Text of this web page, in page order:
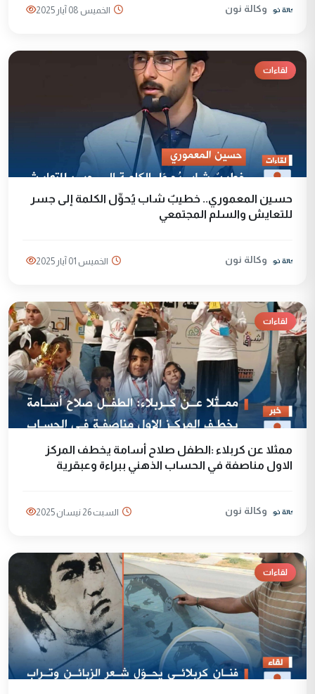
وكالة نون الخميس 08 آيار 2025
لقاءات
حسين المعموري.. خطيبٌ شاب يُحوِّل الكلمة إلى جسر
للتعايش والسلم المجتمعي
وكالة نون الخميس 01 آيار 2025
لقاءات
ممثلا عن كربلاء :الطفل صلاح أسامة يخطف المركز
الاول مناصفة في الحساب الذهني ببراءة وعبقرية
وكالة نون السبت 26 نيسان 2025
لقاءات